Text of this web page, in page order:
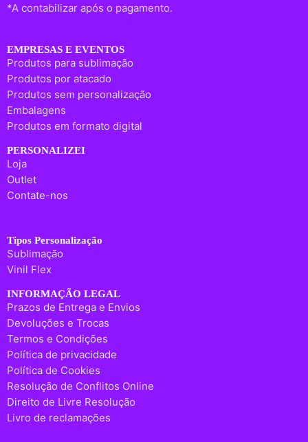
*A contabilizar após o pagamento.
EMPRESAS E EVENTOS
Produtos para sublimação
Produtos por atacado
Produtos sem personalização
Embalagens
Produtos em formato digital
PERSONALIZEI
Loja
Outlet
Contate-nos
Tipos Personalização
Sublimação
Vinil Flex
INFORMAÇÃO LEGAL
Prazos de Entrega e Envios
Devoluções e Trocas
Termos e Condições
Política de privacidade
Política de Cookies
Resolução de Conflitos Online
Direito de Livre Resolução
Livro de reclamações